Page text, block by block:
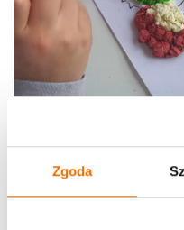
Zgoda